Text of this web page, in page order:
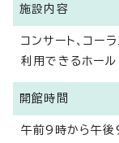
施設内容
コンサート、コー
利用できるホール
開館時間
午前9時から午